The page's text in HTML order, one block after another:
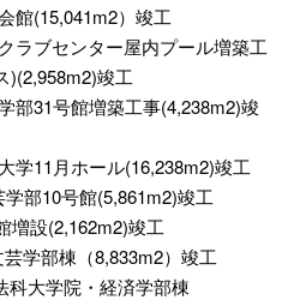
館(15,041m2）竣工
ラブセンター屋内プール増築工
)(2,958m2)竣工
31号館増築工事(4,238m2)竣
11月ホール(16,238m2)竣工
部10号館(5,861m2)竣工
設(2,162m2)竣工
学部棟（8,833m2）竣工
大学院・経済学部棟